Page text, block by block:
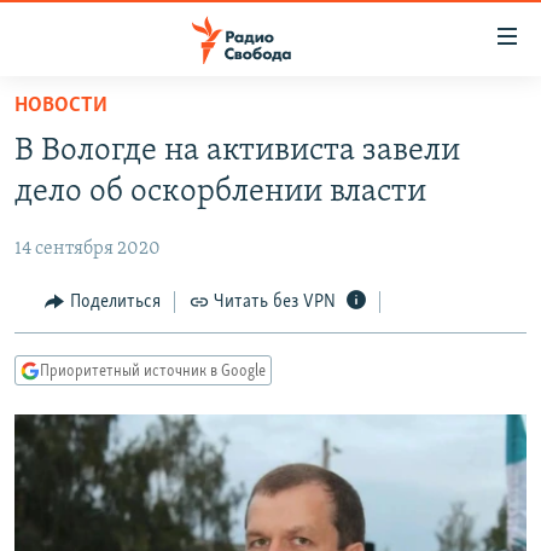
упрощенного
доступа
основному
Вернутся
главной
навигации
Вернутся
поиску
ПОДКАСТЫ
АВТОРСКИЕ ПРОЕКТЫ
ЦИТАТЫ СВОБОДЫ
МНЕНИЯ
IDEL.РЕАЛИИ
КАВКАЗ.РЕАЛИИ
СЕВЕР.РЕАЛИИ
СИБИРЬ.РЕАЛИИ
НОВОСТИ
В Вологде на активиста завели
дело об оскорблении власти
14 сентября 2020
Поделиться Читать без VPN
Приоритетный источник в Google